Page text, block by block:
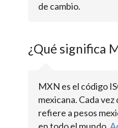
de cambio.
¿Qué significa
MXN es el código
mexicana. Cada
refiere a pesos